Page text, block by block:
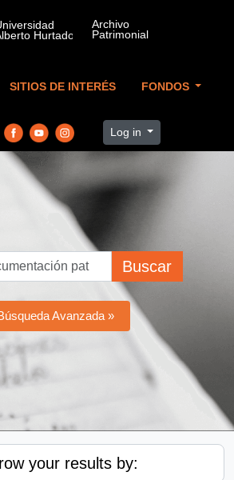
SITIOS DE INTERÉS FONDOS
Log in
Buscar
Avanzada »
your results by: